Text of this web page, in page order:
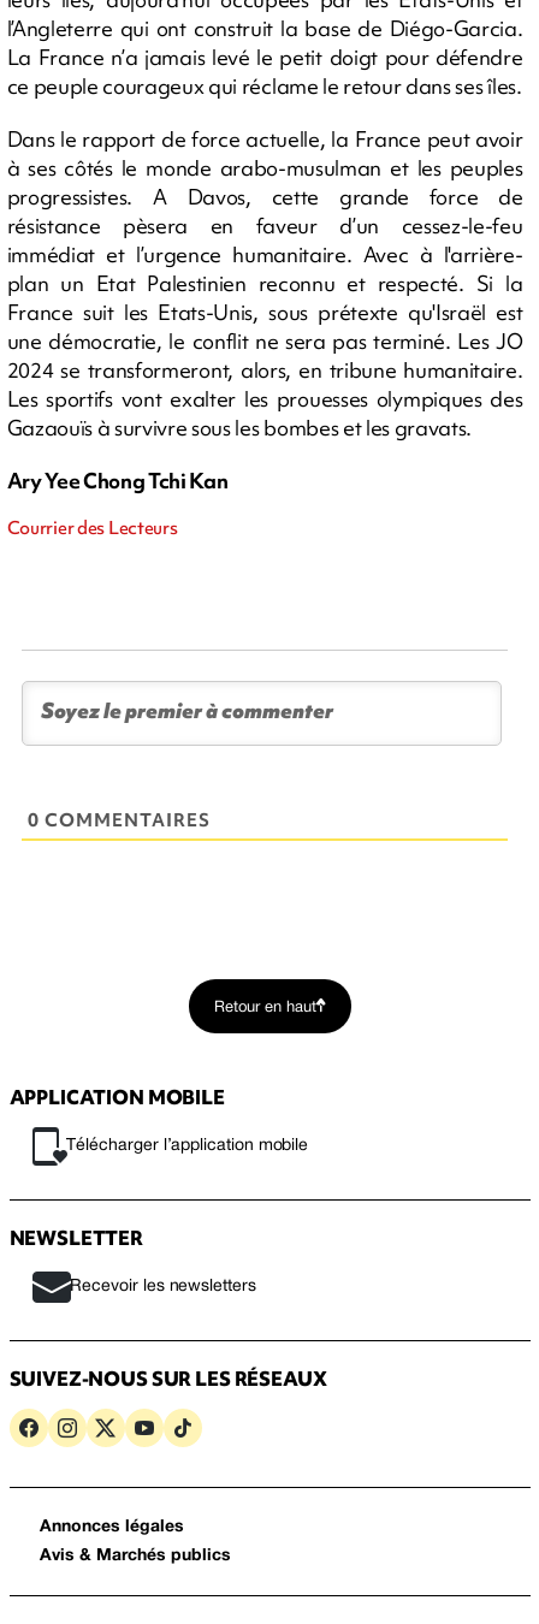
l’Angleterre qui ont construit la base de Diégo-Garcia.
La France n’a jamais levé le petit doigt pour défendre
ce peuple courageux qui réclame le retour dans ses îles.
Dans le rapport de force actuelle, la France peut avoir
à ses côtés le monde arabo-musulman et les peuples
progressistes. A Davos, cette grande force de
résistance pèsera en faveur d’un cessez-le-feu
immédiat et l’urgence humanitaire. Avec à l'arrière-
plan un Etat Palestinien reconnu et respecté. Si la
France suit les Etats-Unis, sous prétexte qu'Israël est
une démocratie, le conflit ne sera pas terminé. Les JO
2024 se transformeront, alors, en tribune humanitaire.
Les sportifs vont exalter les prouesses olympiques des
Gazaouïs à survivre sous les bombes et les gravats.
Ary Yee Chong Tchi Kan
Courrier des Lecteurs
0 COMMENTAIRES
Retour en haut
APPLICATION MOBILE
Télécharger l’application mobile
NEWSLETTER
Recevoir les newsletters
SUIVEZ-NOUS SUR LES RÉSEAUX
Annonces légales
Avis & Marchés publics